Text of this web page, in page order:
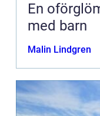
En
med barn
Malin Lindgren